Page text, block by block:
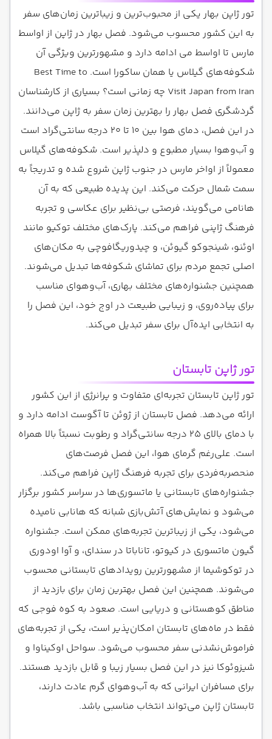
تور ژاپن بهار یکی از محبوب‌ترین و زیباترین زمان‌های سفر
به این کشور محسوب می‌شود. فصل بهار در ژاپن از اواسط
مارس تا اواسط می ادامه دارد و مشهورترین ویژگی آن
شکوفه‌های گیلاس یا همان ساکورا است. Best Time to
Visit Japan from Iran چه زمانی است؟ بسیاری از کارشناسان
گردشگری فصل بهار را بهترین زمان سفر به ژاپن می‌دانند.
در این فصل، دمای هوا بین ۱۰ تا ۲۰ درجه سانتی‌گراد است
و آب‌وهوا بسیار مطبوع و دلپذیر است. شکوفه‌های گیلاس
معمولاً از اواخر مارس در جنوب ژاپن شروع شده و تدریجاً به
سمت شمال حرکت می‌کند. این پدیده طبیعی که به آن
هانامی می‌گویند، فرصتی بی‌نظیر برای عکاسی و تجربه
فرهنگ ژاپنی فراهم می‌کند. پارک‌های مختلف توکیو مانند
اوئنو، شینجوکو گیوئن، و چیدوریگافوچی به مکان‌های
اصلی تجمع مردم برای تماشای شکوفه‌ها تبدیل می‌شوند.
همچنین جشنواره‌های مختلف بهاری، آب‌وهوای مناسب
برای پیاده‌روی، و زیبایی طبیعت در اوج خود، این فصل را
به انتخابی ایده‌آل برای سفر تبدیل می‌کند.
تور ژاپن تابستان
تور ژاپن تابستان تجربه‌ای متفاوت و پرانرژی از این کشور
ارائه می‌دهد. فصل تابستان از ژوئن تا آگوست ادامه دارد و
با دمای بالای ۲۵ درجه سانتی‌گراد و رطوبت نسبتاً بالا همراه
است. علی‌رغم گرمای هوا، این فصل فرصت‌های
منحصربه‌فردی برای تجربه فرهنگ ژاپن فراهم می‌کند.
جشنواره‌های تابستانی یا ماتسوری‌ها در سراسر کشور برگزار
می‌شود و نمایش‌های آتش‌بازی شبانه که هانابی نامیده
می‌شود، یکی از زیباترین تجربه‌های ممکن است. جشنواره
گیون ماتسوری در کیوتو، تاناباتا در سندای، و آوا اودوری
در توکوشیما از مشهورترین رویدادهای تابستانی محسوب
می‌شوند. همچنین این فصل بهترین زمان برای بازدید از
مناطق کوهستانی و دریایی است. صعود به کوه فوجی که
فقط در ماه‌های تابستان امکان‌پذیر است، یکی از تجربه‌های
فراموش‌نشدنی سفر محسوب می‌شود. سواحل اوکیناوا و
شیزوئوکا نیز در این فصل بسیار زیبا و قابل بازدید هستند.
برای مسافران ایرانی که به آب‌وهوای گرم عادت دارند،
تابستان ژاپن می‌تواند انتخاب مناسبی باشد.